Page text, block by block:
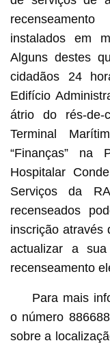
instalados em
Alguns destes
cidadãos 24
Edifício
átrio do rés-de-
Terminal
“Finanças” na
Hospitalar
Serviços da
recenseados
inscrição através
actualizar a
recenseamento
Para mais
o número
sobre a